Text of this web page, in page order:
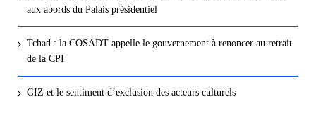
aux abords du Palais présidentiel
Tchad : la COSADT appelle le gouvernement à renoncer au retrait
de la CPI
GIZ et le sentiment d’exclusion des acteurs culturels